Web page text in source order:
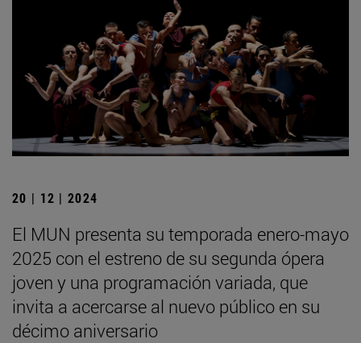
20 | 12 | 2024
El MUN presenta su temporada enero-mayo
2025 con el estreno de su segunda ópera
joven y una programación variada, que
invita a acercarse al nuevo público en su
décimo aniversario